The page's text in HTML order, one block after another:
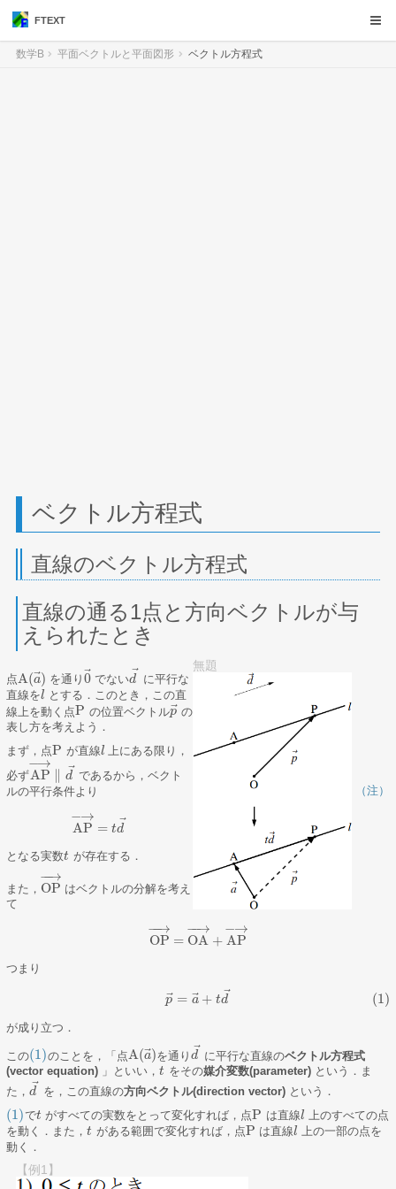
FTEXT
数学B 平面ベクトルと平面図形 ベクトル方程式
ベクトル方程式
直線のベクトル方程式
直線の通る1点と方向ベクトルが与
えられたとき
無題
（注）
点A(a⃗)
A(a→ を通り 0⃗
0→でないd
d→に平行な
直線をl
l とする．このとき，この直
線上を動く点P
P の位置ベクトルp⃗
p→の
表し方を考えよう．
まず，点P
P が直線l
l 上にある限り，
必ずAP
−→
d ⃗
AP→ d→であるから，ベクト
ルの平行条件より
AP
−→
= td
AP→=t d→
となる実数t
t が存在する．
また， OP
−→
−
OP→はベクトルの分解を考え
て
OP
−→
−
= OA
−→
−
+ AP
−→
OP→= OA→ +AP→
つまり
p = a⃗ + td (1)
(1)p →=a → +td→
が成り立つ．
この(1)
(1) のことを，「点A(a⃗)
A(a→)を通り d ⃗
d→に平行な直線のベクトル方程式
(vector equation) 」といい， t
t をその媒介変数(parameter) という．ま
た， d
d→を，この直線の方向ベクトル(direction vector) という．
(1)
(1) でt
t がすべての実数をとって変化すれば，点P
P は直線l
l
上のすべての点
を動く．また， t
t がある範囲で変化すれば，点P
P は直線l
l
上の一部の点を
動く．
【例1】